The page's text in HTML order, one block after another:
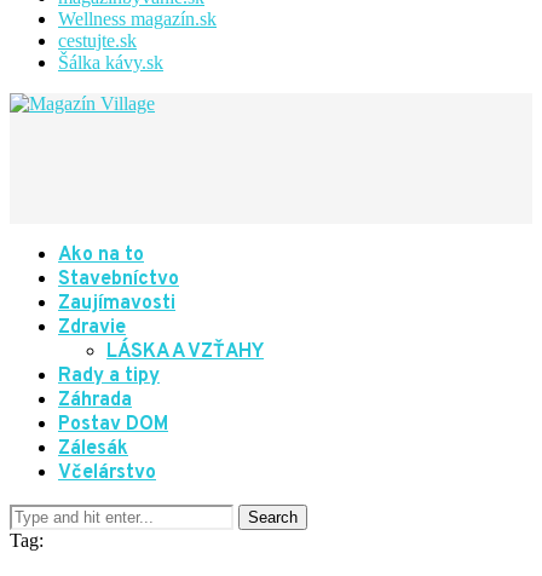
Wellness magazín.sk
cestujte.sk
Šálka kávy.sk
Ako na to
Stavebníctvo
Zaujímavosti
Zdravie
LÁSKA A VZŤAHY
Rady a tipy
Záhrada
Postav DOM
Zálesák
Včelárstvo
Tag: